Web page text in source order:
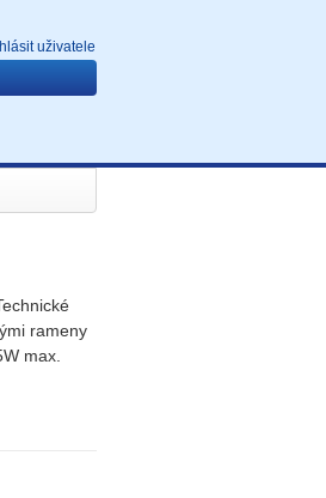
uživatele
rameny
max.